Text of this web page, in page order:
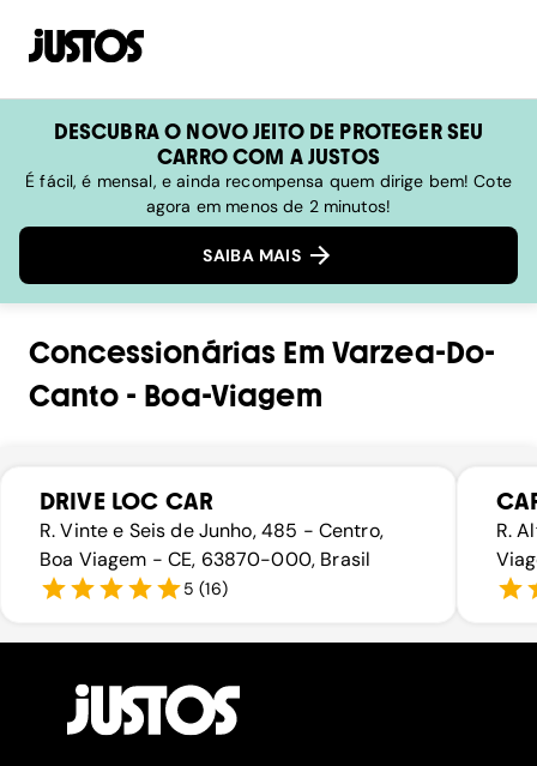
DESCUBRA O NOVO JEITO DE PROTEGER SEU
CARRO COM A JUSTOS
É fácil, é mensal, e ainda recompensa quem dirige bem! Cote
agora em menos de 2 minutos!
SAIBA MAIS
Concessionárias Em Varzea-Do-
Canto- Boa-Viagem
DRIVE LOC CAR
R. Vinte e Seis de Junho, 485 - Centro,
Boa Viagem - CE, 63870-000, Brasil
5 (16)
R.